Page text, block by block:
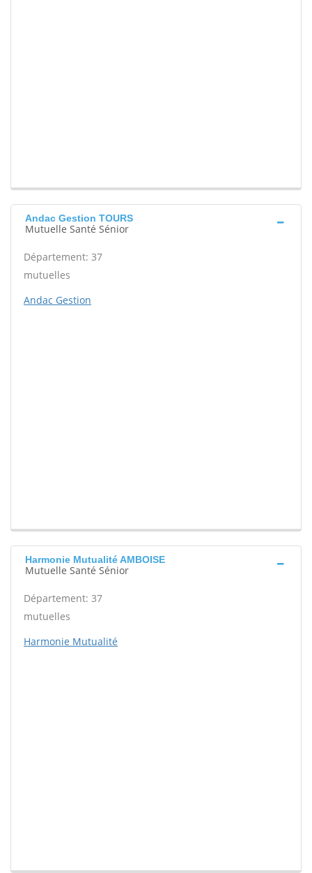
Andac Gestion TOURS
Mutuelle Santé Sénior
Département: 37
mutuelles
Andac Gestion
Harmonie Mutualité AMBOISE
Mutuelle Santé Sénior
Département: 37
mutuelles
Harmonie Mutualité